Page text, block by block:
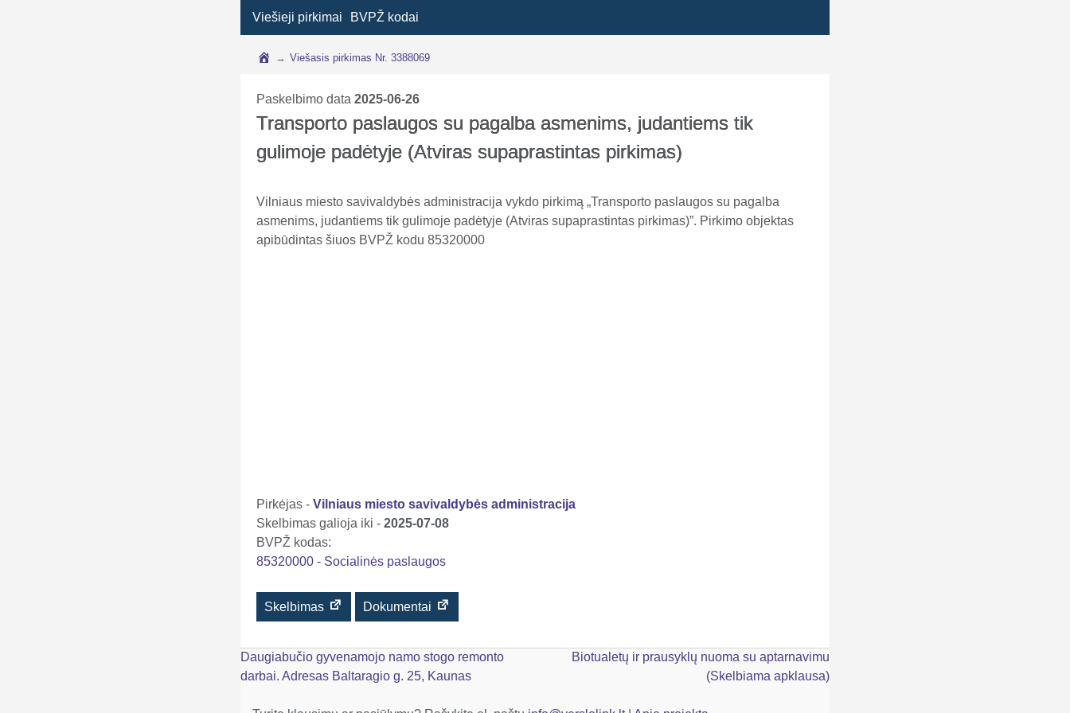
Viešieji pirkimai BVPŽ kodai
→ Viešasis pirkimas Nr. 3388069
Paskelbimo data2025-06-26
Transporto paslaugos su pagalba asmenims, judantiems tik
gulimoje padėtyje (Atviras supaprastintas pirkimas)
Vilniaus miesto savivaldybės administracija vykdo pirkimą „Transporto paslaugos su pagalba
asmenims, judantiems tik gulimoje padėtyje (Atviras supaprastintas pirkimas)”. Pirkimo objektas
apibūdintas šiuos BVPŽ kodu 85320000
Pirkėjas -Vilniaus miesto savivaldybės administracija
Skelbimas galioja iki -2025-07-08
BVPŽ kodas:
85320000 - Socialinės paslaugos
Skelbimas Dokumentai
Navigacija
Daugiabučio gyvenamojo namo stogo remonto
darbai. Adresas Baltaragio g. 25, Kaunas
Biotualetų ir prausyklų nuoma su aptarnavimu
(Skelbiama apklausa)